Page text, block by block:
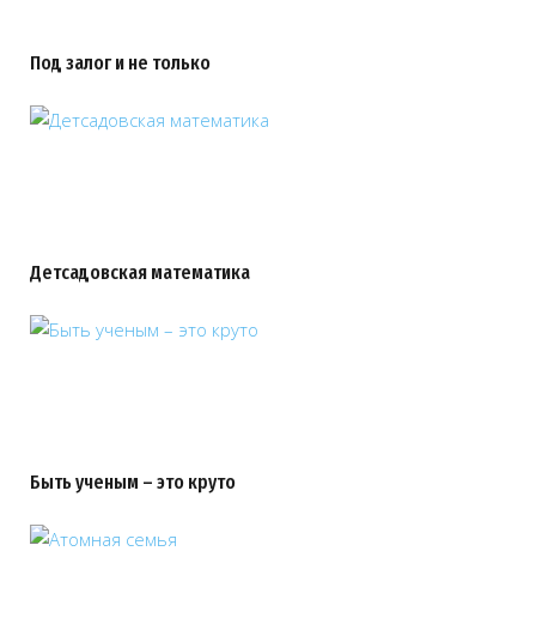
Под залог и не только
Детсадовская математика
Быть ученым – это круто